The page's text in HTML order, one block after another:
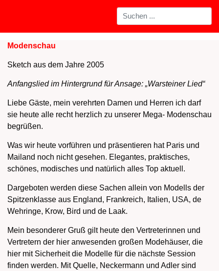
Modenschau
Sketch aus dem Jahre 2005
Anfangslied im Hintergrund für Ansage: „Warsteiner Lied“
Liebe Gäste, mein verehrten Damen und Herren ich darf
sie heute alle recht herzlich zu unserer Mega- Modenschau
begrüßen.
Was wir heute vorführen und präsentieren hat Paris und
Mailand noch nicht gesehen. Elegantes, praktisches,
schönes, modisches und natürlich alles Top aktuell.
Dargeboten werden diese Sachen allein von Modells der
Spitzenklasse aus England, Frankreich, Italien, USA, de
Wehringe, Krow, Bird und de Laak.
Mein besonderer Gruß gilt heute den Vertreterinnen und
Vertretern der hier anwesenden großen Modehäuser, die
hier mit Sicherheit die Modelle für die nächste Session
finden werden. Mit Quelle, Neckermann und Adler sind